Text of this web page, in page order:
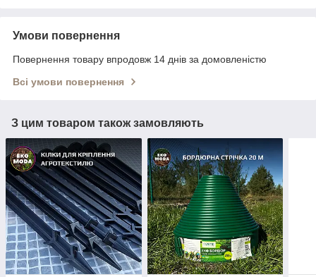
Умови повернення
Повернення товару впродовж 14 днів за домовленістю
Всі умови повернення
З цим товаром також замовляють